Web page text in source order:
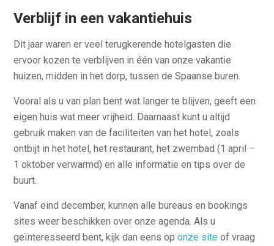
Verblijf in een vakantiehuis
Dit jaar waren er veel terugkerende hotelgasten die
ervoor kozen te verblijven in één van onze vakantie
huizen, midden in het dorp, tussen de Spaanse buren.
Vooral als u van plan bent wat langer te blijven, geeft een
eigen huis wat meer vrijheid. Daarnaast kunt u altijd
gebruik maken van de faciliteiten van het hotel, zoals
ontbijt in het hotel, het restaurant, het zwembad (1 april –
1 oktober verwarmd) en alle informatie en tips over de
buurt.
Vanaf eind december, kunnen alle bureaus en bookings
sites weer beschikken over onze agenda. Als u
geïnteresseerd bent, kijk dan eens op onze site of vraag